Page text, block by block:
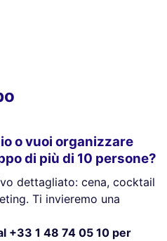
o vuoi organizzare
di più di 10 persone?
dettagliato: cena, cocktail
Ti invieremo una
+33 1 48 74 05 10 per